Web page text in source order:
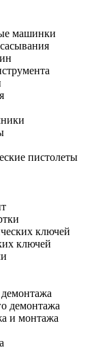
машинки
пистолеты
ключей
ключей
демонтажа
и монтажа